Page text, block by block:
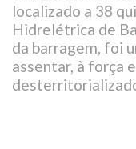
localizado a 38
Hidrelétrica de
da barragem, foi
assentar, à força